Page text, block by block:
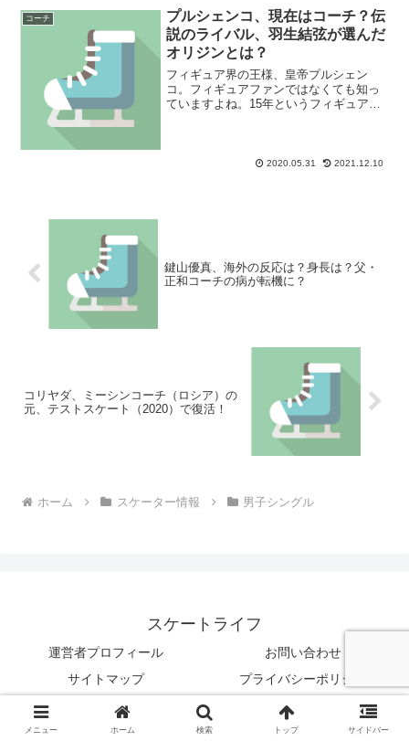
コーチ
プルシェンコ、現在はコーチ？伝
説のライバル、羽生結弦が選んだ
オリジンとは？
フィギュア界の王様、皇帝プルシェン
コ。フィギュアファンではなくても知っ
ていますよね。15年というフィギュア人
2020.05.31 2021.12.10
鍵山優真、海外の反応は？身長は？父・
正和コーチの病が転機に？
コリヤダ、ミーシンコーチ（ロシア）の
元、テストスケート（2020）で復活！
ホーム スケーター情報 男子シングル
スケートライフ
運営者プロフィール
お問い合わせ
サイトマップ
プライバシーポリシー
© 2019 スケートライフ.
メニュー ホーム 検索 トップ サイドバー